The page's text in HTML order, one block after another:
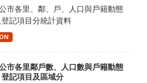
市各里、鄰、戶、人口與戶籍動態
記項目分統計資料
市各里鄰戶數、人口數與戶籍動態
記項目及區域分